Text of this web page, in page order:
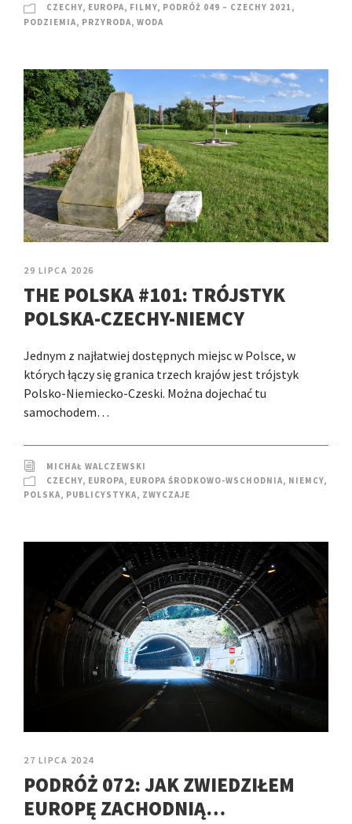
CZECHY, EUROPA, FILMY, PODRÓŻ 049 – CZECHY 2021 ,
PODZIEMIA, PRZYRODA, WODA
29 LIPCA 2026
THE POLSKA #101: TRÓJSTYK
POLSKA-CZECHY-NIEMCY
Jednym z najłatwiej dostępnych miejsc w Polsce, w
których łączy się granica trzech krajów jest trójstyk
Polsko-Niemiecko-Czeski. Można dojechać tu
samochodem…
MICHAŁ WALCZEWSKI
CZECHY, EUROPA, EUROPA ŚRODKOWO-WSCHODNIA, NIEMCY,
POLSKA, PUBLICYSTYKA, ZWYCZAJE
27 LIPCA 2024
PODRÓŻ 072: JAK ZWIEDZIŁEM
EUROPĘ ZACHODNIĄ…